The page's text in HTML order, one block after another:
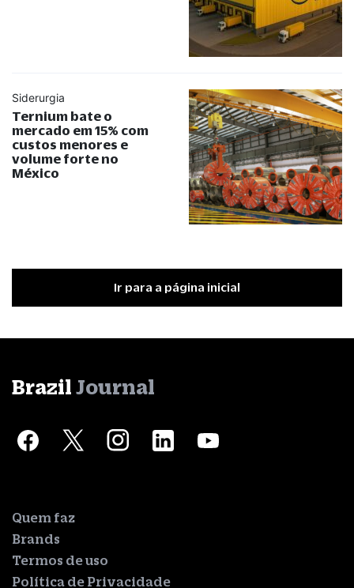
Siderurgia
Ternium bate o
mercado em 15% com
custos menores e
volume forte no
México
Ir para a página inicial
Brazil Journal
Quem faz
Brands
Termos de uso
Política de Privacidade